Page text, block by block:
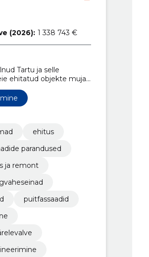
(2026): 1 338 743 €
Tartu ja selle
ehitatud objekte mujal
ehitus
parandused
ja remont
puitfassaadid